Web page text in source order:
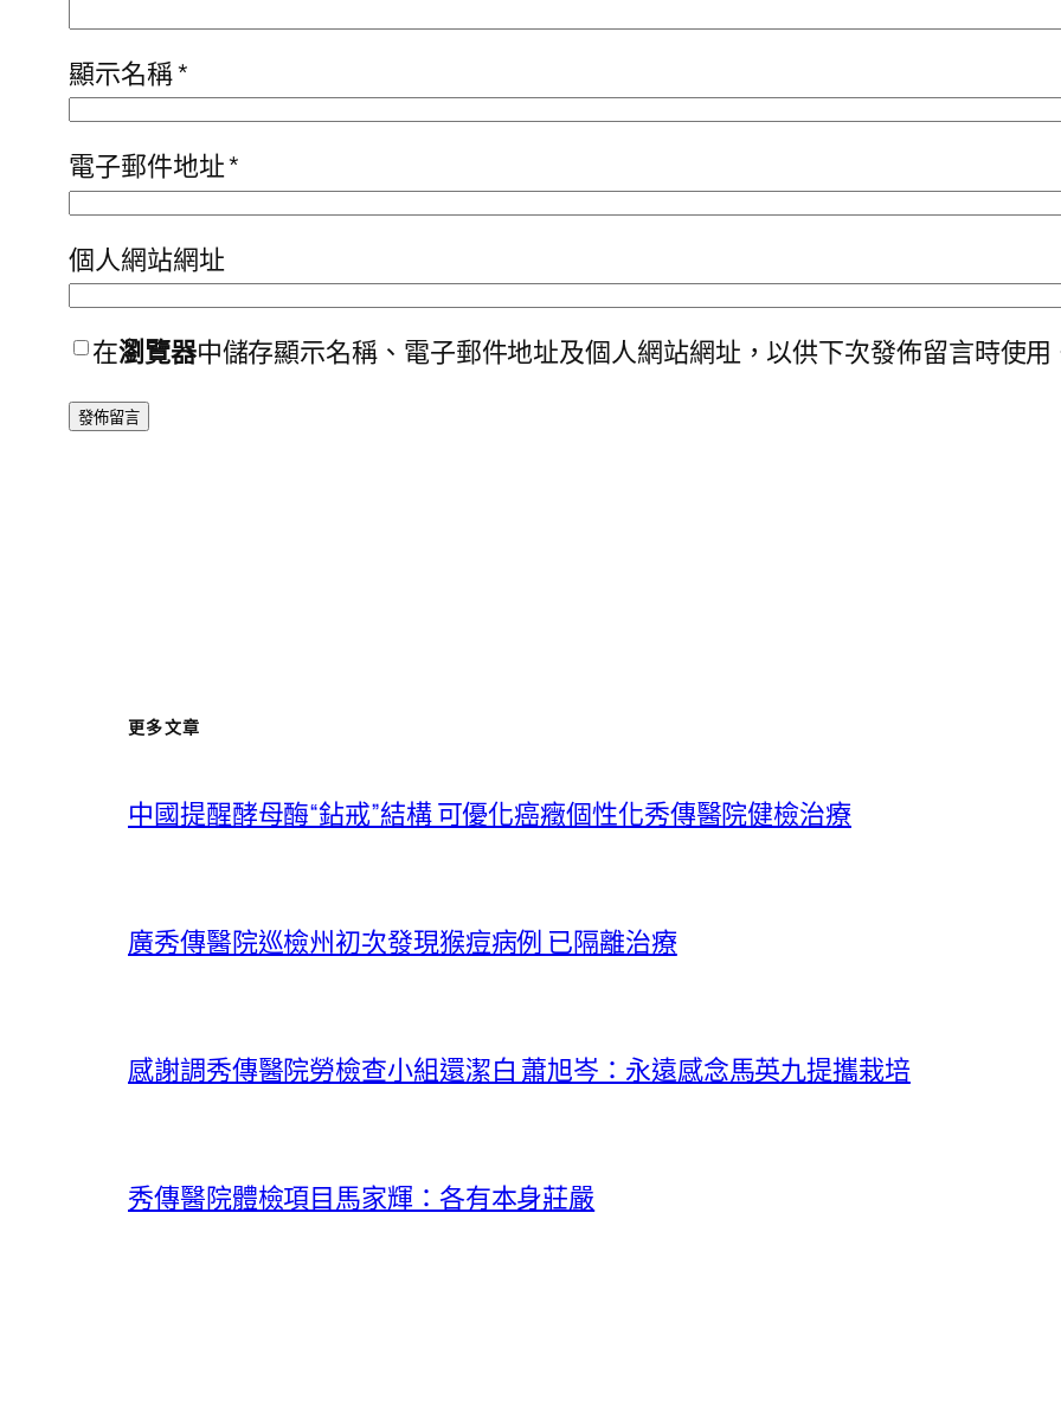
顯示名稱*
電子郵件地址*
個人網站網址
在瀏覽器中儲存顯示名稱、電子郵件地址及個人網站網址，以供下次發佈留言時使用
更多文章
中國提醒酵母酶“鉆戒”結構 可優化癌癥個性化秀傳醫院健檢治療
廣秀傳醫院巡檢州初次發現猴痘病例 已隔離治療
感謝調秀傳醫院勞檢查小組還潔白 蕭旭岑：永遠感念馬英九提攜栽培
秀傳醫院體檢項目馬家輝：各有本身莊嚴